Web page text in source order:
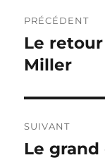
de
l’article
PRÉCÉDENT
Publication
précédente :
Le
Miller
SUIVANT
Publication
Le